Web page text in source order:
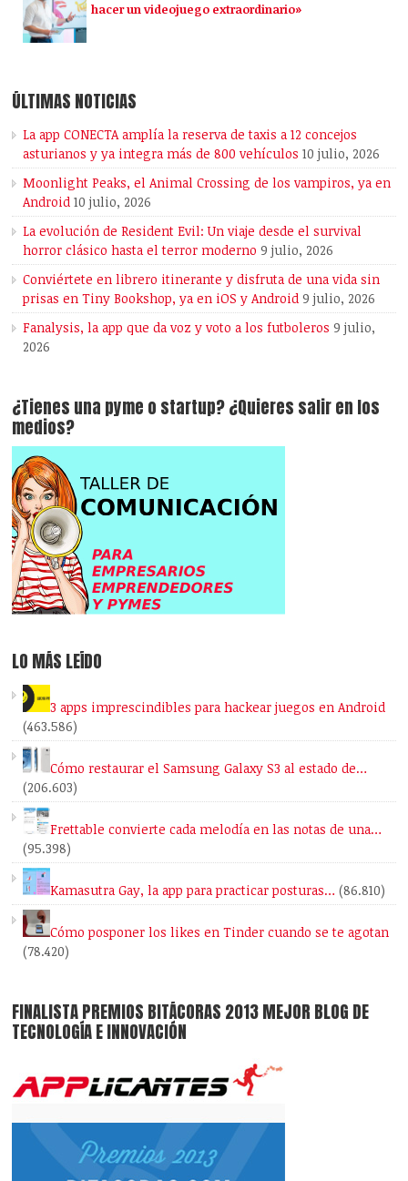
hacer un videojuego extraordinario»
ÚLTIMAS NOTICIAS
La app CONECTA amplía la reserva de taxis a 12 concejos
asturianos y ya integra más de 800 vehículos 10 julio, 2026
Moonlight Peaks, el Animal Crossing de los vampiros, ya en
Android 10 julio, 2026
La evolución de Resident Evil: Un viaje desde el survival
horror clásico hasta el terror moderno 9 julio, 2026
Conviértete en librero itinerante y disfruta de una vida sin
prisas en Tiny Bookshop, ya en iOS y Android 9 julio, 2026
Fanalysis, la app que da voz y voto a los futboleros 9 julio,
2026
¿Tienes una pyme o startup? ¿Quieres salir en los
medios?
LO MÁS LEÍDO
3 apps imprescindibles para hackear juegos en Android
(463.586)
Cómo restaurar el Samsung Galaxy S3 al estado de…
(206.603)
Frettable convierte cada melodía en las notas de una…
(95.398)
Kamasutra Gay, la app para practicar posturas… (86.810)
Cómo posponer los likes en Tinder cuando se te agotan
(78.420)
FINALISTA PREMIOS BITÁCORAS 2013 MEJOR BLOG DE
TECNOLOGÍA E INNOVACIÓN